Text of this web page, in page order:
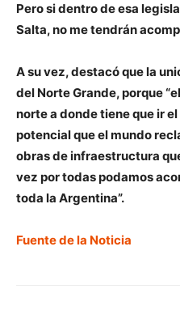
Pero si dentro de esa
Salta, no me tendrán
A su vez, destacó que la
del Norte Grande, porque
norte a donde tiene que ir
potencial que el mundo
obras de infraestructura
vez por todas podamos
toda la Argentina”.
Fuente de la Noticia